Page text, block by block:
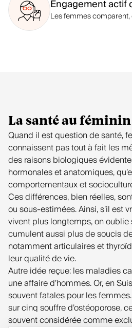
Engagement actif
Les femmes
La santé au féminin
Quand il est question de santé,
connaissent pas tout à fait les
des raisons biologiques
hormonales et anatomiques,
comportementaux et
Ces différences, bien réelles,
ou sous-estimées. Ainsi, s’il est
vivent plus longtemps, on oublie
cumulent aussi plus de soucis
notamment articulaires et
leur qualité de vie.
Autre idée reçue: les maladies
une affaire d’hommes. Or, en
souvent fatales pour les
sur cinq souffre d’ostéoporose,
souvent considérée comme